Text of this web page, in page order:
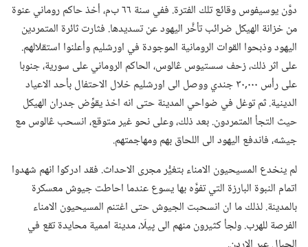
دوَّن يوسيفوس وقائع تلك الفترة.‏ ففي سنة ٦٦ ب‌م،‏ أخذ حاكم روماني عنوة
من خزانة الهيكل ضرائب تأخَّر اليهود عن تسديدها.‏ فثارت ثائرة المتمردين
اليهود وذبحوا القوات الرومانية الموجودة في اورشليم وأعلنوا استقلالهم.‏
على اثر ذلك،‏ زحف سستيوس ڠالوس،‏ الحاكم الروماني على سورية،‏ جنوبا
على رأس ٠٠٠‏,٣٠ جندي ووصل الى اورشليم خلال الاحتفال بأحد الاعياد
الدينية.‏ ثم توغل في ضواحي المدينة حتى انه اخذ يقوِّض جدران الهيكل
حيث التجأ المتمردون.‏ بعد ذلك،‏ وعلى نحو غير متوقع،‏ انسحب ڠالوس مع
جيشه،‏ فاندفع اليهود الى اللحاق بهم ومهاجمتهم.‏
لم ينخدع المسيحيون الامناء بتغيُّر مجرى الاحداث.‏ فقد ادركوا انهم شهدوا
اتمام النبوة البارزة التي تفوَّه بها يسوع عندما احاطت جيوش معسكرة
بالمدينة.‏ لذلك ما ان انسحبت الجيوش حتى اغتنم المسيحيون الامناء
الفرصة للهرب.‏ ولجأ كثيرون منهم الى پيلّا،‏ مدينة اممية محايدة تقع في